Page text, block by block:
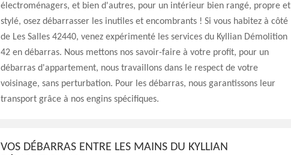
électroménagers, et bien d'autres, pour un intérieur bien rangé, propre et
stylé, osez débarrasser les inutiles et encombrants ! Si vous habitez à côté
de Les Salles 42440, venez expérimenté les services du Kyllian Démolition
42 en débarras. Nous mettons nos savoir-faire à votre profit, pour un
débarras d'appartement, nous travaillons dans le respect de votre
voisinage, sans perturbation. Pour les débarras, nous garantissons leur
transport grâce à nos engins spécifiques.
VOS DÉBARRAS ENTRE LES MAINS DU KYLLIAN